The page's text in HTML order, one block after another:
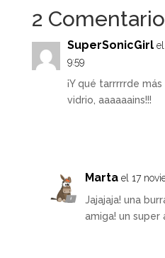
2
SuperSonicGirl
9:59
¡Y qué tarrrrrde
vidrio, aaaaaains!!!
Marta el 17
Jajajaja! una
amiga! un super